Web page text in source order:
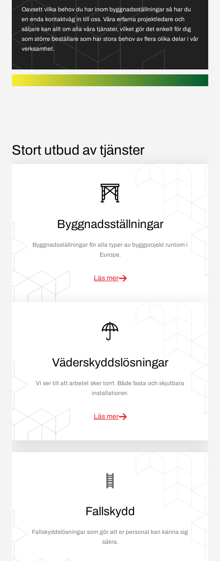
Oavsett vilka behov du har inom byggnadsställningar så har du
en enda kontaktväg in till oss. Våra erfarna projektledare och
säljare kan allt om alla våra tjänster, vilket gör det enkelt för dig
som större beställare som har stora behov av flera olika delar i vår
verksamhet.
Stort utbud av tjänster
Byggnadsställningar
Byggnadsställningar för alla typer av byggprojekt runtom i
Europa.
Läs mer
Väderskyddslösningar
Vi ser till att arbetet sker torrt. Både fasta och skjutbara
installationer.
Läs mer
Fallskydd
Fallskyddslösningar som gör att er personal kan känna sig
säkra.